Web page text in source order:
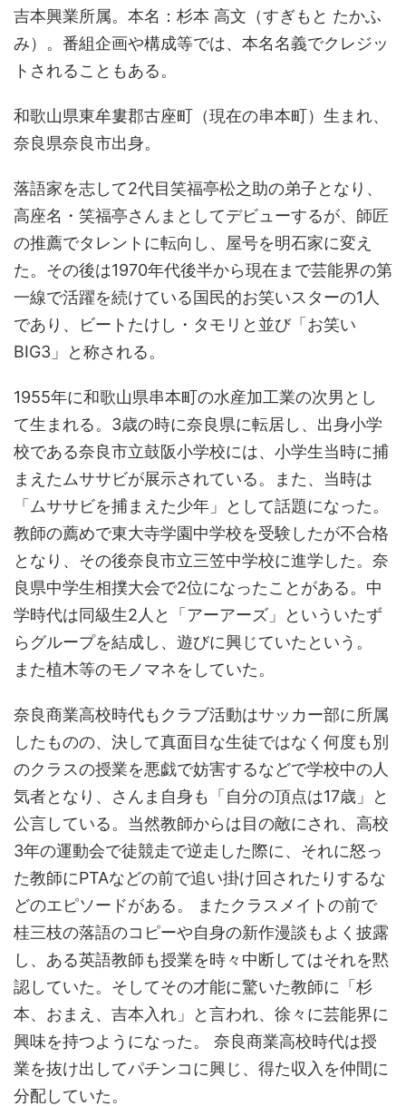
吉本興業所属。本名：杉本 高文（すぎもと たかふ
み）。番組企画や構成等では、本名名義でクレジッ
トされることもある。
和歌山県東牟婁郡古座町（現在の串本町）生まれ、
奈良県奈良市出身。
落語家を志して2代目笑福亭松之助の弟子となり、
高座名・笑福亭さんまとしてデビューするが、師匠
の推薦でタレントに転向し、屋号を明石家に変え
た。その後は1970年代後半から現在まで芸能界の第
一線で活躍を続けている国民的お笑いスターの1人
であり、ビートたけし・タモリと並び「お笑い
BIG3」と称される。
1955年に和歌山県串本町の水産加工業の次男とし
て生まれる。3歳の時に奈良県に転居し、出身小学
校である奈良市立鼓阪小学校には、小学生当時に捕
まえたムササビが展示されている。また、当時は
「ムササビを捕まえた少年」として話題になった。
教師の薦めで東大寺学園中学校を受験したが不合格
となり、その後奈良市立三笠中学校に進学した。奈
良県中学生相撲大会で2位になったことがある。中
学時代は同級生2人と「アーアーズ」といういたず
らグループを結成し、遊びに興じていたという。
また植木等のモノマネをしていた。
奈良商業高校時代もクラブ活動はサッカー部に所属
したものの、決して真面目な生徒ではなく何度も別
のクラスの授業を悪戯で妨害するなどで学校中の人
気者となり、さんま自身も「自分の頂点は17歳」と
公言している。当然教師からは目の敵にされ、高校
3年の運動会で徒競走で逆走した際に、それに怒っ
た教師にPTAなどの前で追い掛け回されたりするな
どのエピソードがある。 またクラスメイトの前で
桂三枝の落語のコピーや自身の新作漫談もよく披露
し、ある英語教師も授業を時々中断してはそれを黙
認していた。そしてその才能に驚いた教師に「杉
本、おまえ、吉本入れ」と言われ、徐々に芸能界に
興味を持つようになった。 奈良商業高校時代は授
業を抜け出してパチンコに興じ、得た収入を仲間に
分配していた。